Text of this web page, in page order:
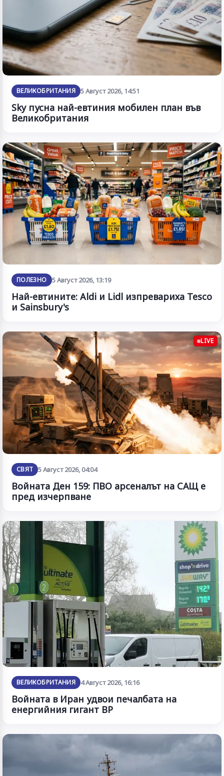
ВЕЛИКОБРИТАНИЯ 5 Август 2026, 14:51
Sky пусна най-евтиния мобилен план във
Великобритания
ПОЛЕЗНО 5 Август 2026, 13:19
Най-евтините: Aldi и Lidl изпревариха Tesco
и Sainsbury's
LIVE
СВЯТ 5 Август 2026, 04:04
Войната Ден 159: ПВО арсеналът на САЩ е
пред изчерпване
ВЕЛИКОБРИТАНИЯ 4 Август 2026, 16:16
Войната в Иран удвои печалбата на
енергийния гигант BP